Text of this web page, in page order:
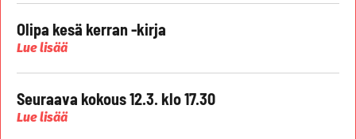
Olipa kesä kerran -kirja
Lue lisää
Seuraava kokous 12.3. klo 17.30
Lue lisää